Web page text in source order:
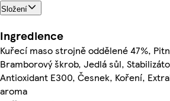
Složení
Ingredience
Kuřecí maso strojně oddělené 47%,
Bramborový škrob, Jedlá sůl,
Antioxidant E300, Česnek, Koření,
aroma